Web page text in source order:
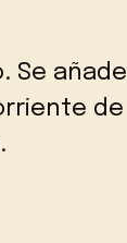
Se añade
de